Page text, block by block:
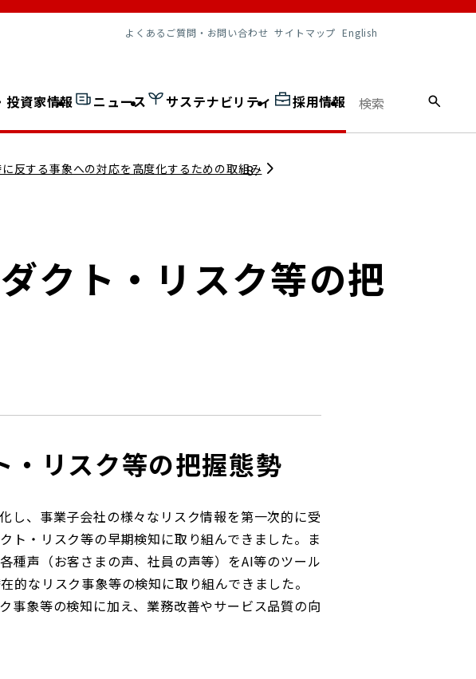
よくあるご質問・お問い合わせ サイトマップ English
投資家情報
IRメール配信
ディスクロージャーポリシー／適時開示体制
ニュース サステナビリティ 採用情報
反する事象への対応を高度化するための取組み
クト・リスク等の把
・リスク等の把握態勢
し、事業子会社の様々なリスク情報を第一次的に受
ト・リスク等の早期検知に取り組んできました。ま
種声（お客さまの声、社員の声等）をAI等のツール
なリスク事象等の検知に取り組んできました。
事象等の検知に加え、業務改善やサービス品質の向